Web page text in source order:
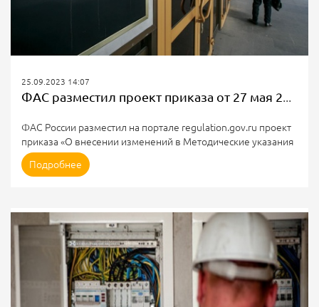
25.09.2023 14:07
ФАС разместил проект приказа от 27 мая 2022 г. № 412/22
ФАС России разместил на портале regulation.gov.ru проект
приказа «О внесении изменений в Методические указания
по расчету тарифов на электрическую энергию (мощность)
для населения и приравненных к нему категорий
приравненным к нему категориям потребителей,
утвержденные приказом Федеральной антимонопольной
службы от 27 мая 2022 г. № 412/22».
Документ разработан во исполнение...
Подробнее